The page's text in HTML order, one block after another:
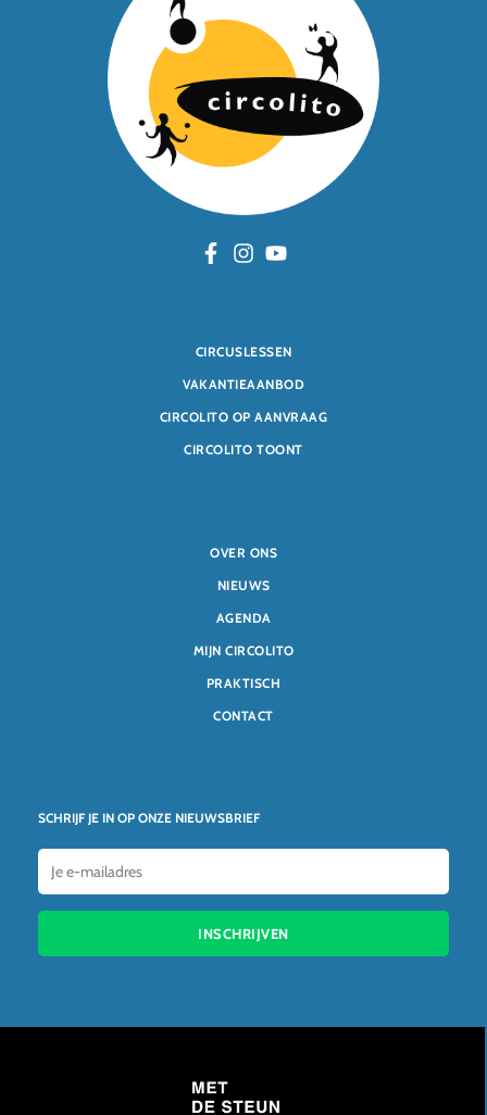
CIRCUSLESSEN
VAKANTIEAANBOD
CIRCOLITO OP AANVRAAG
CIRCOLITO TOONT
SCHRIJF JE IN OP ONZE NIEUWSBRIEF
INSCHRIJVEN
OVER ONS
NIEUWS
AGENDA
MIJN CIRCOLITO
PRAKTISCH
CONTACT